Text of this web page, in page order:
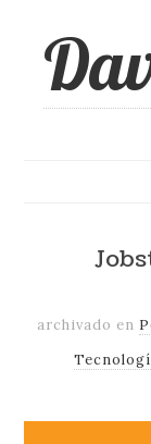
archivado en